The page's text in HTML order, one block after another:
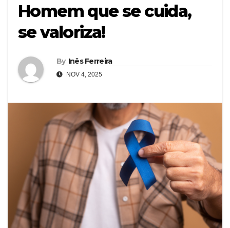
Homem que se cuida,
se valoriza!
By Inês Ferreira
NOV 4, 2025